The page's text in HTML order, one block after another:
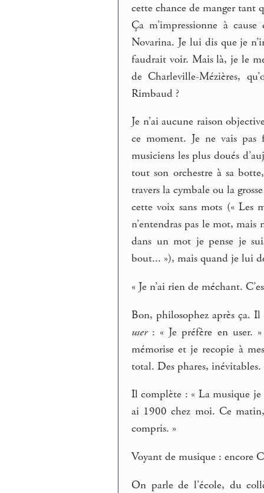
cette chance de manger tant
Ça m’impressionne à
Novarina. Je lui dis que je
faudrait voir. Mais là, je le
de Charleville-Mézières,
Rimbaud ?
Je n’ai aucune raison
ce moment. Je ne vais pas
musiciens les plus doués
tout son orchestre à sa
travers la cymbale ou la
cette voix sans mots (« Les
n’entendras pas le mot,
dans un mot je pense je
bout... »), mais quand je lui
« Je n’ai rien de méchant.
Bon, philosophez après ça.
user: « Je préfère en user.
mémorise et je recopie à
total. Des phares, inévitables.
Il complète : « La musique
ai 1900 chez moi. Ce
compris. »
Voyant de musique : encore
On parle de l’école, du